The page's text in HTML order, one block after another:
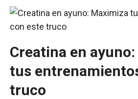
Creatina en
tus
truco